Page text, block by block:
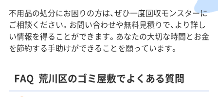
不用品の処分にお困りの方は、ぜひ一度回収モンスターに
ご相談ください。お問い合わせや無料見積りで、より詳し
い情報を得ることができます。あなたの大切な時間とお金
を節約する手助けができることを願っています。
FAQ 荒川区のゴミ屋敷でよくある質問